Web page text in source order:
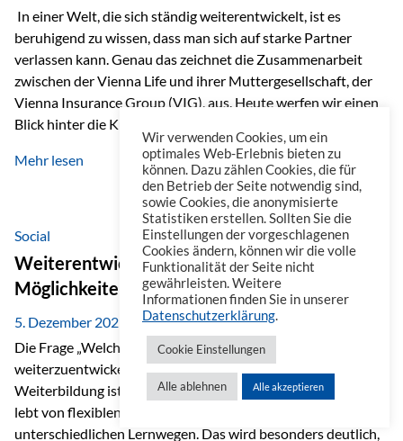
In einer Welt, die sich ständig weiterentwickelt, ist es
beruhigend zu wissen, dass man sich auf starke Partner
verlassen kann. Genau das zeichnet die Zusammenarbeit
zwischen der Vienna Life und ihrer Muttergesellschaft, der
Vienna Insurance Group (VIG), aus. Heute werfen wir einen
Blick hinter die Kulissen auf eine Unternehmensgruppe mit
beeindruckender Geschichte, gewachsenem Know-how und
einem stabilen Fundament. Ein starkes Netzwerk in ganz
Europa Die Vienna Insurance Group ist die führende
Versicherungsgruppe in Zentral- und Osteuropa. Mit über
50 Versicherungsgesellschaften in insgesamt 30 Ländern
verbindet sie regionale Stärke mit internationaler
Kompetenz.
Mehr lesen
Social
Weiterentwicklung im Berufsalltag: Welche
Möglichkeiten es gibt
5. Dezember 2025
Die Frage „Welche Möglichkeiten gibt es, sich
weiterzuentwickeln?“ lässt sich heute vielseitig beantworten.
Weiterbildung ist längst kein starrer Prozess mehr, sondern
lebt von flexiblen Formaten, individuellen Bedürfnissen und
unterschiedlichen Lernwegen. Das wird besonders deutlich,
Wir verwenden Cookies, um ein
optimales Web-Erlebnis bieten zu
können. Dazu zählen Cookies, die für
den Betrieb der Seite notwendig sind,
sowie Cookies, die anonymisierte
Statistiken erstellen. Sollten Sie die
Einstellungen der vorgeschlagenen
Cookies ändern, können wir die volle
Funktionalität der Seite nicht
gewährleisten. Weitere
Informationen finden Sie in unserer
Datenschutzerklärung.
Cookie Einstellungen
Alle ablehnen Alle akzeptieren